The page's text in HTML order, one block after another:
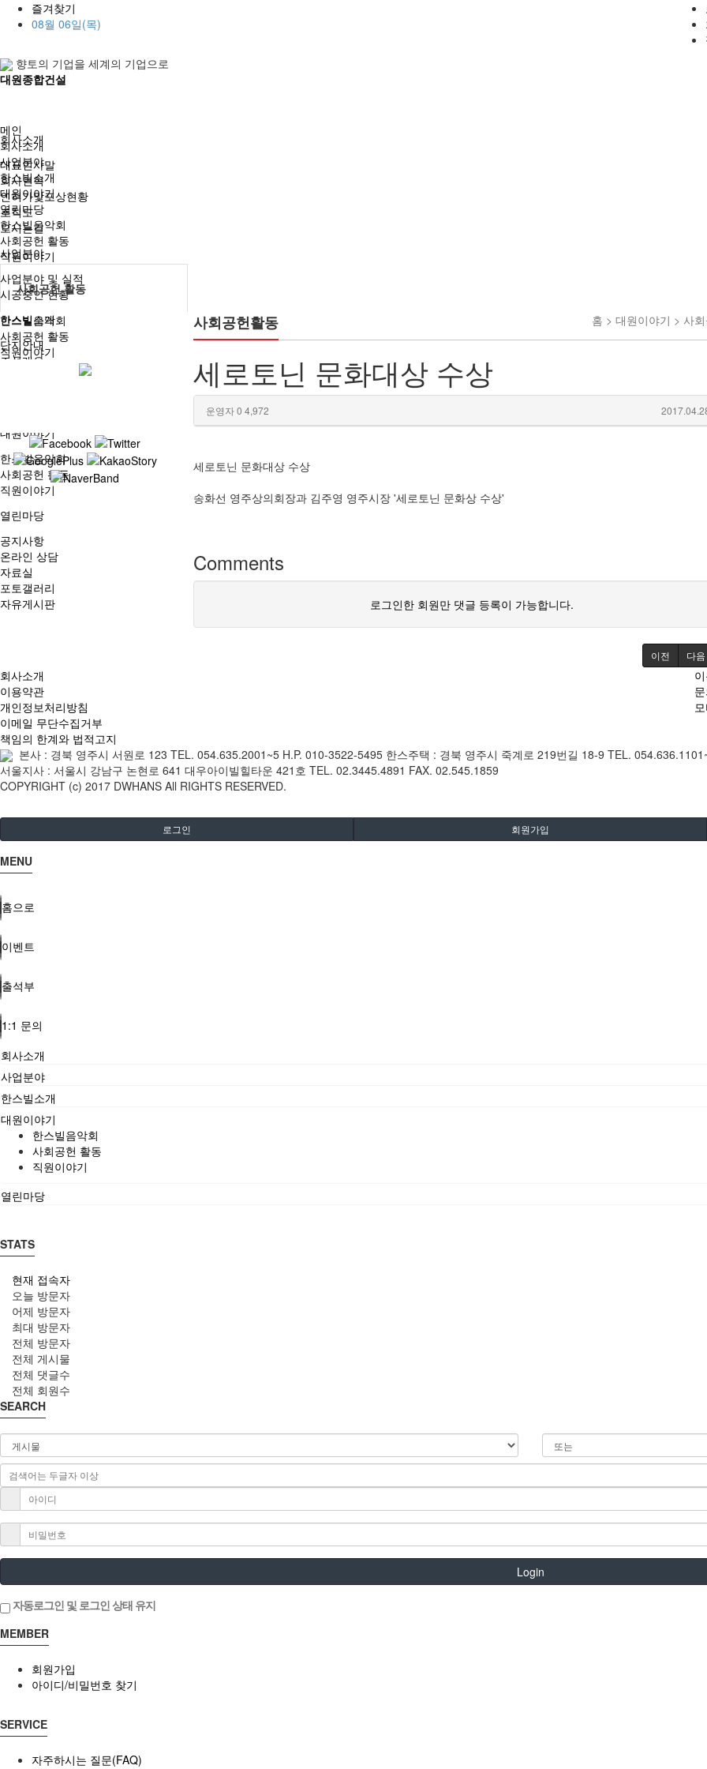
즐겨찾기
08월 06일(목)
향토의 기업을 세계의 기업으로
대원종합건설
회사소개
대표인사말
회사연혁
인허가및포상현황
조직도
오시는길
사업분야
사업분야 및 실적
시공중인 현황
한스빌소개
단지안내
조성개요
대원이야기
한스빌음악회
사회공헌 활동
직원이야기
열린마당
공지사항
온라인 상담
자료실
포토갤러리
자유게시판
메인
회사소개
사업분야
한스빌소개
대원이야기
열린마당
한스빌음악회
사회공헌 활동
직원이야기
사회공헌 활동
홈 > 대원이야기 > 사
사회공헌활동
세로토닌 문화대상 수상
운영자0 4,972
세로토닌 문화대상 수상
송화선 영주상의회장과 김주영 영주시장 '세로토닌 문화상 수상'
Comments
로그인한 회원만 댓글 등록이 가능합니다.
이전 다음
한스빌음악회
사회공헌 활동
직원이야기
회사소개
이용약관
개인정보처리방침
이메일 무단수집거부
책임의 한계와 법적고지
본사 : 경북 영주시 서원로 123 TEL. 054.635.2001~5 H.P. 010-3522-5495 한스주택 : 경북 영주시 죽계로 219번길 18-9 TEL.
서울지사 : 서울시 강남구 논현로 641 대우아이빌힐타운 421호 TEL. 02.3445.4891 FAX. 02.545.1859
COPYRIGHT (c) 2017 DWHANS All RIGHTS RESERVED.
로그인 회원가입
MENU
홈으로
이벤트
출석부
1:1 문의
회사소개
사업분야
한스빌소개
대원이야기
한스빌음악회
사회공헌 활동
직원이야기
열린마당
STATS
현재 접속자
오늘 방문자
어제 방문자
최대 방문자
전체 방문자
전체 게시물
전체 댓글수
전체 회원수
SEARCH
Login
자동로그인 및 로그인 상태 유지
MEMBER
회원가입
아이디/비밀번호 찾기
SERVICE
자주하시는 질문(FAQ)